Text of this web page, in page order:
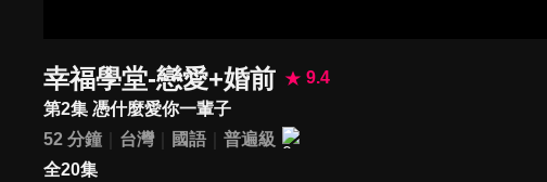
幸福學堂-戀愛+婚前
9.4
第2集 憑什麼愛你一輩子
52 分鐘
台灣 國語
普遍級
全20集